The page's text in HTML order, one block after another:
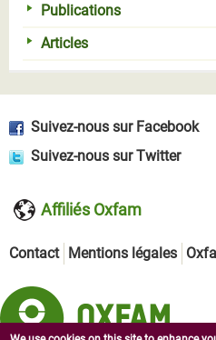
Publications
Articles
Suivez-nous sur Facebook
Suivez-nous sur Twitter
Affiliés Oxfam
Contact Mentions légales